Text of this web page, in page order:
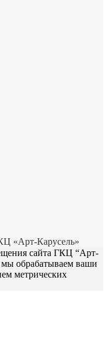
«Арт-Карусель»
сайта ГКЦ “Арт-
мы обрабатываем ваши
метрических